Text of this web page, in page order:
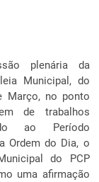
plenária da
Municipal, do
Março, no ponto
de trabalhos
ao Período
Ordem do Dia, o
do PCP
uma afirmação